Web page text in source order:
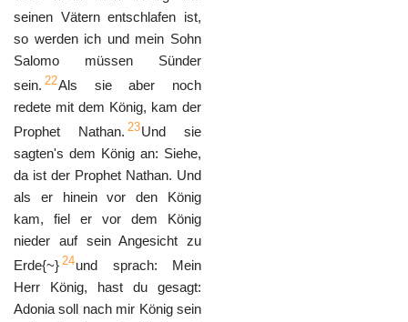
seinen Vätern entschlafen ist,
so werden ich und mein Sohn
Salomo müssen Sünder
sein. 22Als sie aber noch
redete mit dem König, kam der
Prophet Nathan. 23Und sie
sagten's dem König an: Siehe,
da ist der Prophet Nathan. Und
als er hinein vor den König
kam, fiel er vor dem König
nieder auf sein Angesicht zu
Erde{~} 24und sprach: Mein
Herr König, hast du gesagt:
Adonia soll nach mir König sein